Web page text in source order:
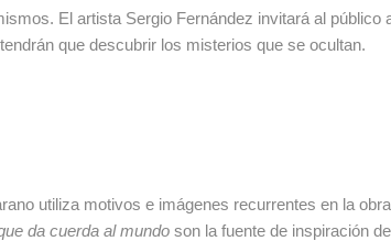
El artista Sergio Fernández invitará al público
que descubrir los misterios que se ocultan.
utiliza motivos e imágenes recurrentes en la
da cuerda al mundo son la fuente de inspiración